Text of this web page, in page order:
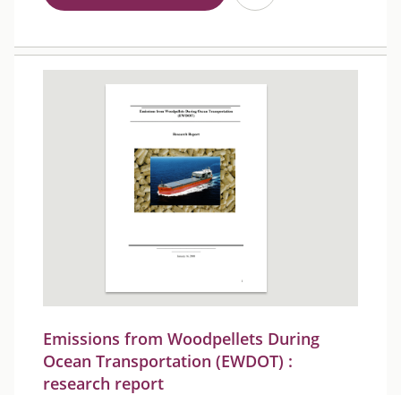
Emissions from Woodpellets During
Ocean Transportation (EWDOT) :
research report